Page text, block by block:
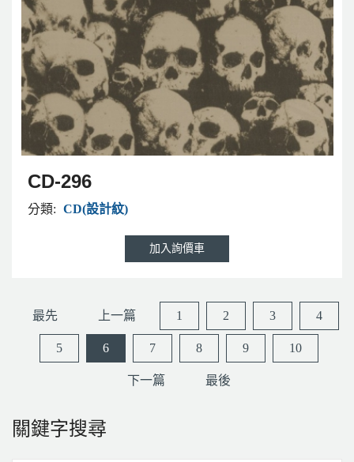
CD-296
分類: CD(設計紋)
最先 上一篇 1 2 3 4
5 6 7 8 9 10
下一篇 最後
關鍵字搜尋